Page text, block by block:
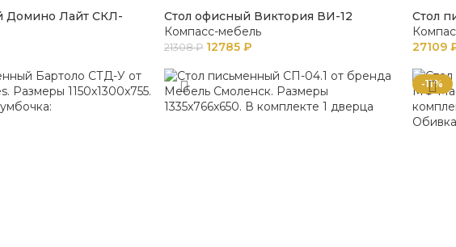
Домино Лайт СКЛ-
Стол офисный Виктория ВИ-12
Компасс-мебель
21308₽ 12785₽
Стол
27109
-11%